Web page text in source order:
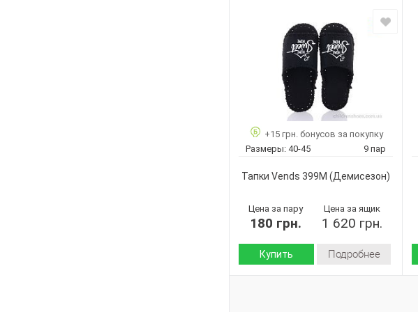
Материал верха: войлок
производитель:
Украина
Vends
7-160
40-45
Кол-во пар:
Цвет: Черный
+15 грн. бонусов за покупку
Размеры: 40-45 9 пар
Тапки Vends 399M (Демисезон)
Цена за пару
180 грн.
Цена за ящик
1 620 грн.
Купить Подробнее